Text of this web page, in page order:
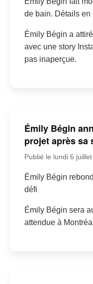
de bain. Détails en
Émily Bégin a
avec une story
pas inaperçue.
Émily Bégin
projet après sa
Publié le lundi 6
Émily Bégin
défi
Émily Bégin sera
attendue à Montréal